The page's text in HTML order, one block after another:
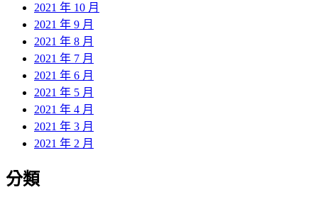
2021 年 10 月
2021 年 9 月
2021 年 8 月
2021 年 7 月
2021 年 6 月
2021 年 5 月
2021 年 4 月
2021 年 3 月
2021 年 2 月
分類